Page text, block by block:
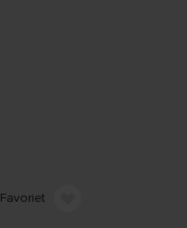
Favoriet